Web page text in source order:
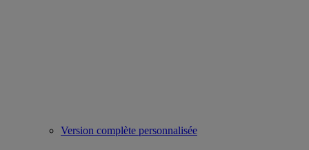
Version complète personnalisée